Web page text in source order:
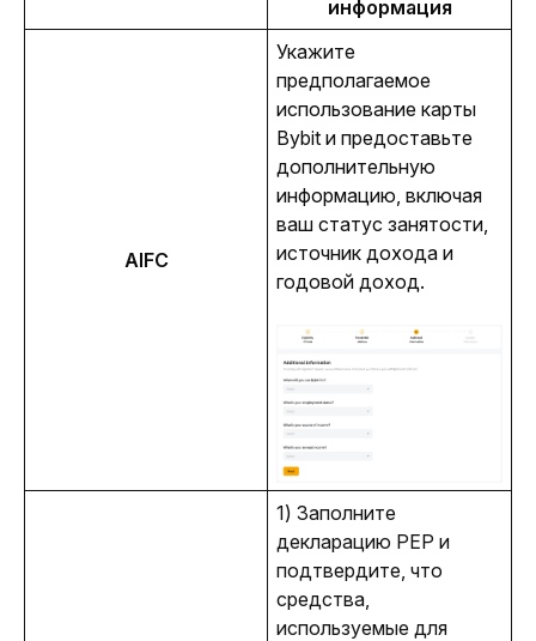
информация
AIFC
Укажите
предполагаемое
использование карты
Bybit и предоставьте
дополнительную
информацию, включая
ваш статус занятости,
источник дохода и
годовой доход.
1) Заполните
декларацию PEP и
подтвердите, что
средства,
используемые для